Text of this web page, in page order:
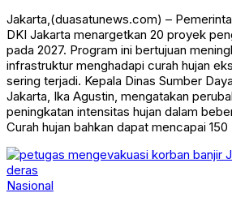
Jakarta,(duasatunews.com) –
DKI Jakarta menargetkan 20 proyek
pada 2027. Program ini bertujuan
infrastruktur menghadapi curah hujan
sering terjadi. Kepala Dinas Sumber
Jakarta, Ika Agustin, mengatakan
peningkatan intensitas hujan dalam
Curah hujan bahkan dapat mencapai
Nasional